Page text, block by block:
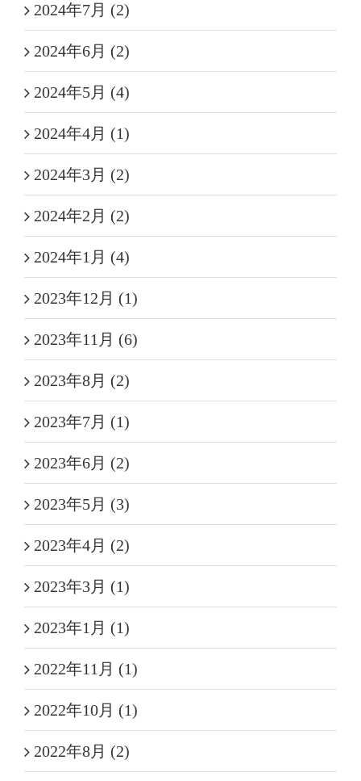
2024年7月 (2)
2024年6月 (2)
2024年5月 (4)
2024年4月 (1)
2024年3月 (2)
2024年2月 (2)
2024年1月 (4)
2023年12月 (1)
2023年11月 (6)
2023年8月 (2)
2023年7月 (1)
2023年6月 (2)
2023年5月 (3)
2023年4月 (2)
2023年3月 (1)
2023年1月 (1)
2022年11月 (1)
2022年10月 (1)
2022年8月 (2)